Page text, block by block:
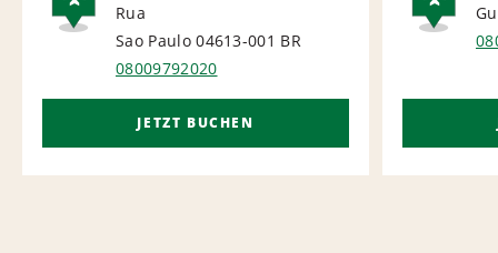
AIRPORT
Rua
Sao Paulo 04613-001 BR
08009792020
JETZT BUCHEN